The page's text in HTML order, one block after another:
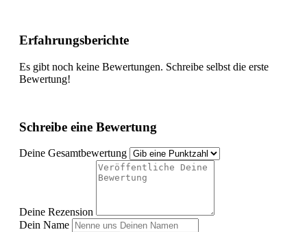
Erfahrungsberichte
Es gibt noch keine Bewertungen. Schreibe selbst die erste
Bewertung!
Schreibe eine Bewertung
Deine Gesamtbewertung
Deine Rezension
Dein Name